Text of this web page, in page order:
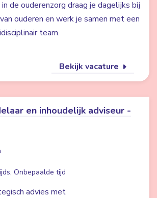
de ouderenzorg draag je dagelijks bij
ouderen en werk je samen met een
team.
Bekijk vacature
en inhoudelijk adviseur -
Onbepaalde tijd
advies met